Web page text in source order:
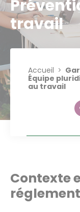
travail
Accueil
Équipe
au travail
Contexte